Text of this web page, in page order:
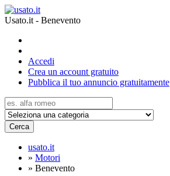
Usato.it - Benevento
Accedi
Crea un account gratuito
Pubblica il tuo annuncio gratuitamente
Cerca
usato.it
» Motori
» Benevento